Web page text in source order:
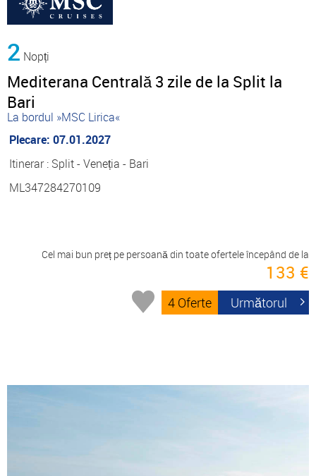
2 Nopți
Mediterana Centrală 3 zile de la Split la
Bari
La bordul »MSC Lirica«
Plecare: 07.01.2027
Itinerar : Split - Veneția - Bari
ML347284270109
Cel mai bun preț pe persoană din toate ofertele începând de la
133 €
4 Oferte Următorul